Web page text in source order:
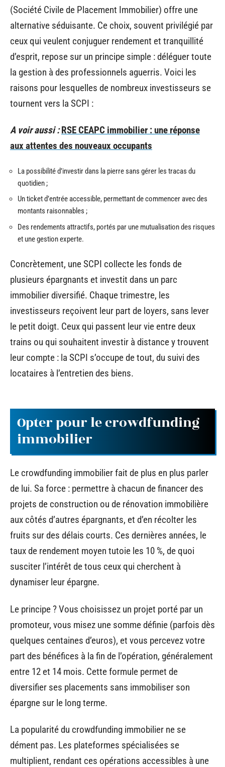
(Société Civile de Placement Immobilier) offre une
alternative séduisante. Ce choix, souvent privilégié par
ceux qui veulent conjuguer rendement et tranquillité
d’esprit, repose sur un principe simple : déléguer toute
la gestion à des professionnels aguerris. Voici les
raisons pour lesquelles de nombreux investisseurs se
tournent vers la SCPI :
A voir aussi : RSE CEAPC immobilier : une réponse
aux attentes des nouveaux occupants
La possibilité d’investir dans la pierre sans gérer les tracas du
quotidien ;
Un ticket d’entrée accessible, permettant de commencer avec des
montants raisonnables ;
Des rendements attractifs, portés par une mutualisation des risques
et une gestion experte.
Concrètement, une SCPI collecte les fonds de
plusieurs épargnants et investit dans un parc
immobilier diversifié. Chaque trimestre, les
investisseurs reçoivent leur part de loyers, sans lever
le petit doigt. Ceux qui passent leur vie entre deux
trains ou qui souhaitent investir à distance y trouvent
leur compte : la SCPI s’occupe de tout, du suivi des
locataires à l’entretien des biens.
Opter pour le crowdfunding
immobilier
Le crowdfunding immobilier fait de plus en plus parler
de lui. Sa force : permettre à chacun de financer des
projets de construction ou de rénovation immobilière
aux côtés d’autres épargnants, et d’en récolter les
fruits sur des délais courts. Ces dernières années, le
taux de rendement moyen tutoie les 10 %, de quoi
susciter l’intérêt de tous ceux qui cherchent à
dynamiser leur épargne.
Le principe ? Vous choisissez un projet porté par un
promoteur, vous misez une somme définie (parfois dès
quelques centaines d’euros), et vous percevez votre
part des bénéfices à la fin de l’opération, généralement
entre 12 et 14 mois. Cette formule permet de
diversifier ses placements sans immobiliser son
épargne sur le long terme.
La popularité du crowdfunding immobilier ne se
dément pas. Les plateformes spécialisées se
multiplient, rendant ces opérations accessibles à une